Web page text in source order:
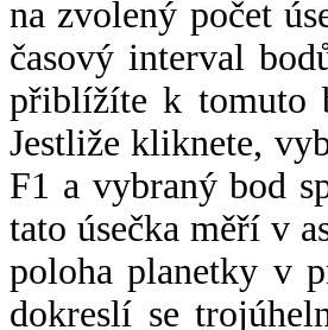
na zvolený počet
časový interval
přiblížíte k tomuto
Jestliže kliknete,
F1 a vybraný bod
tato úsečka měří v
poloha planetky v
dokreslí se